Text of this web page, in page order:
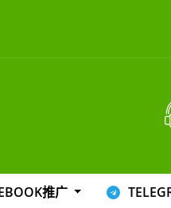
推广